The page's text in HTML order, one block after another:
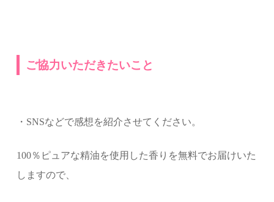
ご協力いただきたいこと
・SNSなどで感想を紹介させてください。
100％ピュアな精油を使用した香りを無料でお届けいた
しますので、